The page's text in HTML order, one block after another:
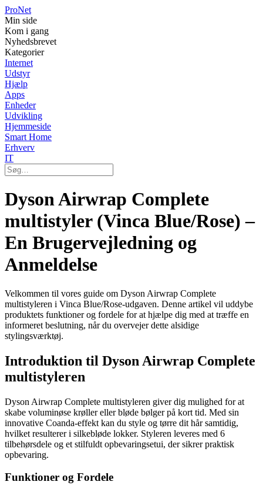
ProNet
Min side
Kom i gang
Nyhedsbrevet
Kategorier
Internet
Udstyr
Hjælp
Apps
Enheder
Udvikling
Hjemmeside
Smart Home
Erhverv
IT
Dyson Airwrap Complete
multistyler (Vinca Blue/Rose) –
En Brugervejledning og
Anmeldelse
Velkommen til vores guide om Dyson Airwrap Complete
multistyleren i Vinca Blue/Rose-udgaven. Denne artikel vil uddybe
produktets funktioner og fordele for at hjælpe dig med at træffe en
informeret beslutning, når du overvejer dette alsidige
stylingsværktøj.
Introduktion til Dyson Airwrap Complete
multistyleren
Dyson Airwrap Complete multistyleren giver dig mulighed for at
skabe voluminøse krøller eller bløde bølger på kort tid. Med sin
innovative Coanda-effekt kan du style og tørre dit hår samtidig,
hvilket resulterer i silkebløde lokker. Styleren leveres med 6
tilbehørsdele og et stilfuldt opbevaringsetui, der sikrer praktisk
opbevaring.
Funktioner og Fordele